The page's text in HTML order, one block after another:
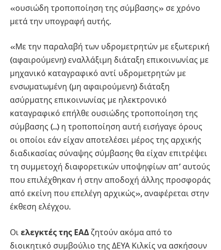
«ουσιώδη τροποποίηση της σύμβασης» σε χρόνο
μετά την υπογραφή αυτής.
«Με την παραλαβή των υδρομετρητών με εξωτερική
(αφαιρούμενη) εναλλάξιμη διάταξη επικοινωνίας με
μηχανικό καταγραφικό αντί υδρομετρητών με
ενσωματωμένη (μη αφαιρούμενη) διάταξη
ασύρματης επικοινωνίας με ηλεκτρονικό
καταγραφικό επήλθε ουσιώδης τροποποίηση της
σύμβασης (…) η τροποποίηση αυτή εισήγαγε όρους
οι οποίοι εάν είχαν αποτελέσει μέρος της αρχικής
διαδικασίας σύναψης σύμβασης θα είχαν επιτρέψει
τη συμμετοχή διαφορετικών υποψηφίων απ’ αυτούς
που επιλέχθηκαν ή στην αποδοχή άλλης προσφοράς
από εκείνη που επελέγη αρχικώς», αναφέρεται στην
έκθεση ελέγχου.
Οι ελεγκτές της ΕΑΔ ζητούν ακόμα από το
διοικητικό συμβούλιο της ΔΕΥΑ Κιλκίς να ασκήσουν